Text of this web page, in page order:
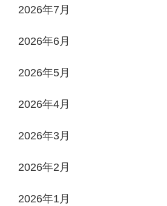
2026年7月
2026年6月
2026年5月
2026年4月
2026年3月
2026年2月
2026年1月